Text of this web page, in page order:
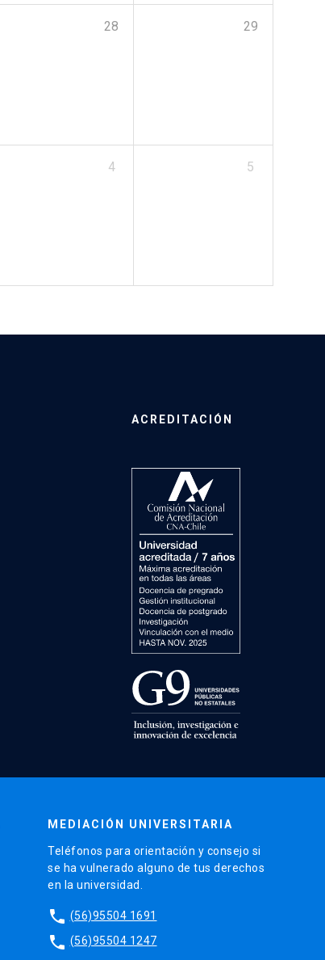
28 29
4 5
ACREDITACIÓN
MEDIACIÓN UNIVERSITARIA
Teléfonos para orientación y consejo si
se ha vulnerado alguno de tus derechos
en la universidad.
phone (56)95504 1691
phone (56)95504 1247